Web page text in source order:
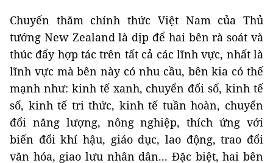
Chuyến thăm chính thức Việt Nam của Thủ
tướng New Zealand là dịp để hai bên rà soát và
thúc đẩy hợp tác trên tất cả các lĩnh vực, nhất là
lĩnh vực mà bên này có nhu cầu, bên kia có thế
mạnh như: kinh tế xanh, chuyển đổi số, kinh tế
số, kinh tế tri thức, kinh tế tuần hoàn, chuyển
đổi năng lượng, nông nghiệp, thích ứng với
biến đổi khí hậu, giáo dục, lao động, trao đổi
văn hóa, giao lưu nhân dân... Đặc biệt, hai bên